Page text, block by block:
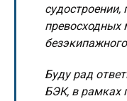
превосходных
Буду рад
БЭК, в рамках